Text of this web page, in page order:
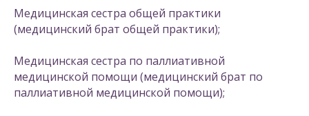
Медицинская сестра общей практики
(медицинский брат общей практики);
Медицинская сестра по паллиативной
медицинской помощи (медицинский брат по
паллиативной медицинской помощи);